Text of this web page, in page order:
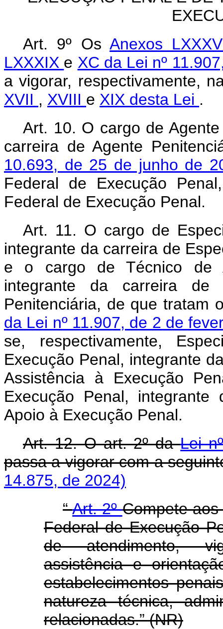
Art. 9º OsAnexos
LXXXIX e XC da Lei nº
a vigorar, respectivamente,
XVII , XVIII e XIX desta Lei .
Art. 10. O cargo de
carreira de Agente
10.693, de 25 de junho de
Federal de Execução
Federal de Execução Penal.
Art. 11. O cargo de
integrante da carreira de
e o cargo de Técnico de
integrante da carreira de
Penitenciária, de que tratam
da Lei nº 11.907, de 2 de
se, respectivamente,
Execução Penal, integrante
Assistência à Execução
Execução Penal,
Apoio à Execução Penal.
Art. 12. O art. 2º daLei
passa a vigorar com a
14.875, de 2024)
“Art. 2ºCompete
Federal de Execução
de atendimento,
assistência e
estabelecimentos
natureza técnica,
relacionadas.” (NR)